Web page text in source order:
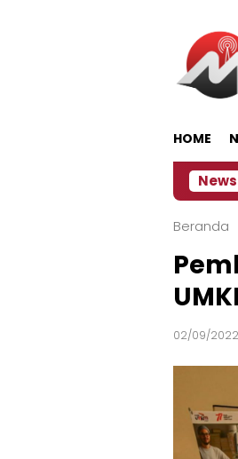
HOME
‎Soal Rencana Pinjaman
Beranda
02/09/2022